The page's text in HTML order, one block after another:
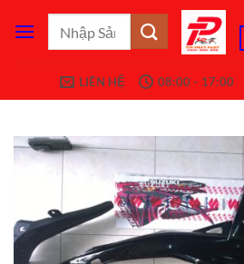
qua
LIÊN HỆ
08:00 - 17:00